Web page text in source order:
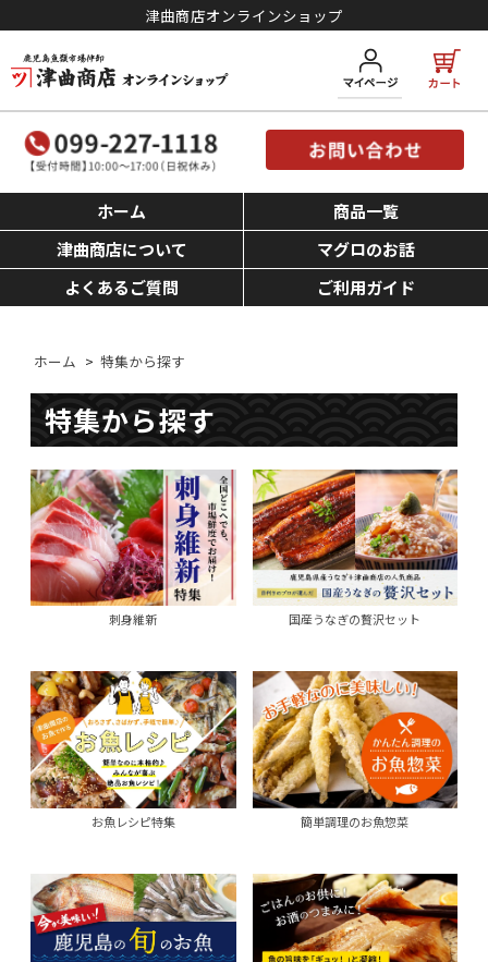
津曲商店オンラインショップ
ホーム
商品一覧
津曲商店について
マグロのお話
よくあるご質問
ご利用ガイド
ホーム > 特集から探す
特集から探す
刺身維新 国産うなぎの贅沢セット
お魚レシピ特集 簡単調理のお魚惣菜